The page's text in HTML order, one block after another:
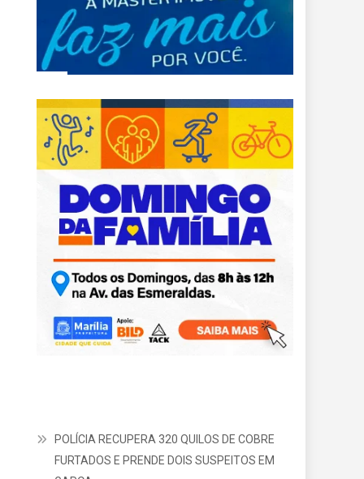
POLÍCIA RECUPERA 320 QUILOS DE COBRE
FURTADOS E PRENDE DOIS SUSPEITOS EM